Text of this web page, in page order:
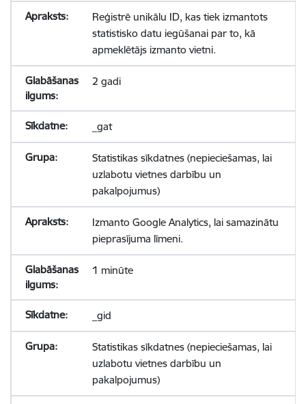
Reģistrē unikālu ID, kas tiek izmantots
statistisko datu iegūšanai par to, kā
apmeklētājs izmanto vietni.
2 gadi
_gat
Statistikas sīkdatnes (nepieciešamas, lai
uzlabotu vietnes darbību un
pakalpojumus)
Izmanto Google Analytics, lai samazinātu
pieprasījuma līmeni.
1 minūte
_gid
Statistikas sīkdatnes (nepieciešamas, lai
uzlabotu vietnes darbību un
pakalpojumus)